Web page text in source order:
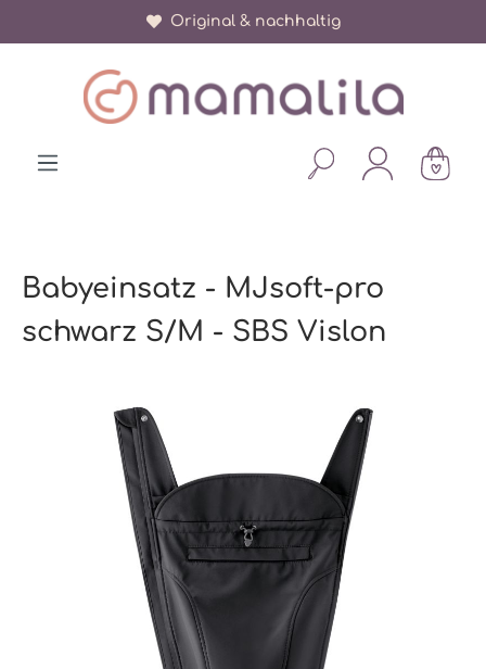
Original & nachhaltig
Babyeinsatz - MJsoft-pro
schwarz S/M - SBS Vislon
Bildergalerie überspringen